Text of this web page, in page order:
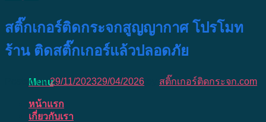
Menu
หน้าแรก
เกี่ยวกับเรา
สติ๊กเกอร์ติดกระจกสูญญากาศ โปรโมท
ร้าน ติดสติ๊กเกอร์แล้วปลอดภัย
Posted on29/11/202329/04/2026 สติ๊กเกอร์ติดกระจก.com